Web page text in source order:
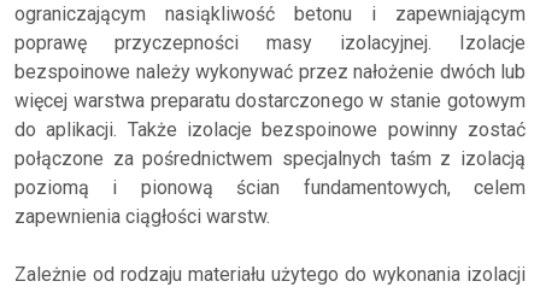
ograniczającym nasiąkliwość betonu i zapewniającym
poprawę przyczepności masy izolacyjnej. Izolacje
bezspoinowe należy wykonywać przez nałożenie dwóch lub
więcej warstwa preparatu dostarczonego w stanie gotowym
do aplikacji. Także izolacje bezspoinowe powinny zostać
połączone za pośrednictwem specjalnych taśm z izolacją
poziomą i pionową ścian fundamentowych, celem
zapewnienia ciągłości warstw.
Zależnie od rodzaju materiału użytego do wykonania izolacji